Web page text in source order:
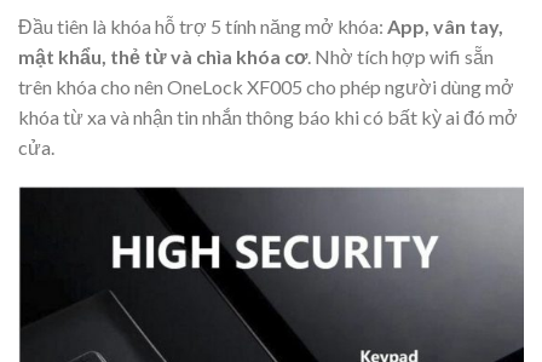
Đầu tiên là khóa hỗ trợ 5 tính năng mở khóa: App, vân tay,
mật khẩu, thẻ từ và chìa khóa cơ. Nhờ tích hợp wifi sẵn
trên khóa cho nên OneLock XF005 cho phép người dùng mở
khóa từ xa và nhận tin nhắn thông báo khi có bất kỳ ai đó mở
cửa.